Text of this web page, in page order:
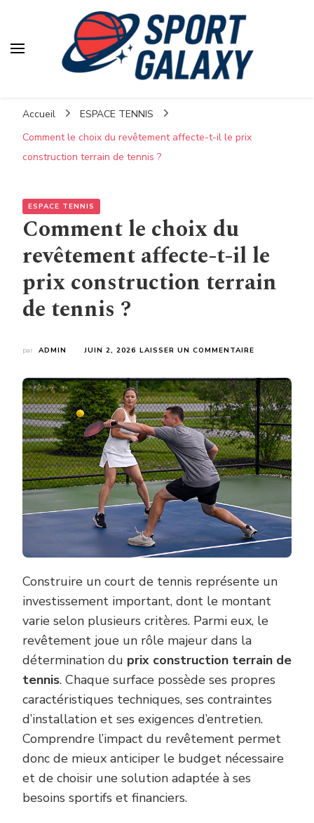
Accueil
ESPACE TENNIS
Comment le choix du revêtement affecte-t-il le prix
construction terrain de tennis ?
ESPACE TENNIS
Comment le choix du
revêtement affecte-t-il le
prix construction terrain
de tennis ?
par ADMIN JUIN 2, 2026 LAISSER UN COMMENTAIRE
CHOIX
DU
REVÊTEMENT
AFFECTE-
T-
IL
LE
PRIX
DE
TENNIS
?
Construire un court de tennis représente un
investissement important, dont le montant
varie selon plusieurs critères. Parmi eux, le
revêtement joue un rôle majeur dans la
détermination du prix construction terrain de
tennis. Chaque surface possède ses propres
caractéristiques techniques, ses contraintes
d’installation et ses exigences d’entretien.
Comprendre l’impact du revêtement permet
donc de mieux anticiper le budget nécessaire
et de choisir une solution adaptée à ses
besoins sportifs et financiers.